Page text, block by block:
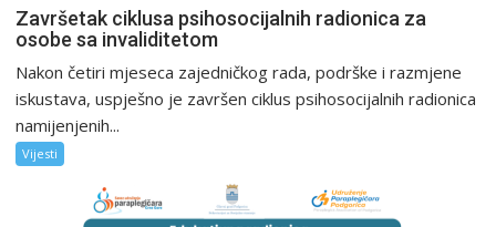
Završetak ciklusa psihosocijalnih radionica za
osobe sa invaliditetom
Nakon četiri mjeseca zajedničkog rada, podrške i razmjene
iskustava, uspješno je završen ciklus psihosocijalnih radionica
namijenjenih...
Vijesti